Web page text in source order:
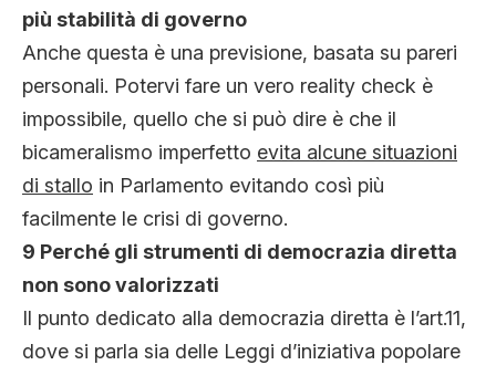
più stabilità di governo
Anche questa è una previsione, basata su pareri
personali. Potervi fare un vero reality check è
impossibile, quello che si può dire è che il
bicameralismo imperfetto evita alcune situazioni
di stallo in Parlamento evitando così più
facilmente le crisi di governo.
9 Perché gli strumenti di democrazia diretta
non sono valorizzati
Il punto dedicato alla democrazia diretta è l’art.11,
dove si parla sia delle Leggi d’iniziativa popolare